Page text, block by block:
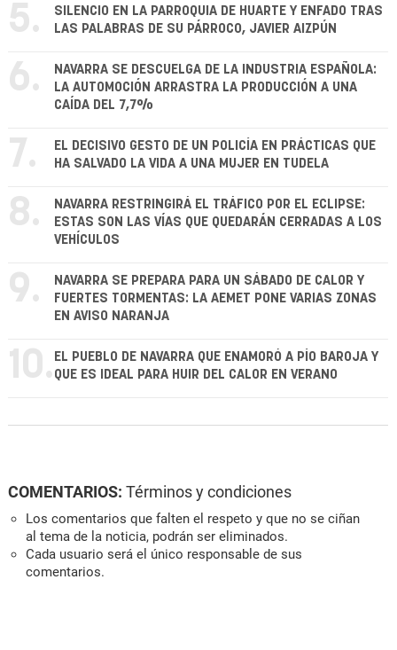
5.
SILENCIO EN LA PARROQUIA DE HUARTE Y ENFADO TRAS
LAS PALABRAS DE SU PÁRROCO, JAVIER AIZPÚN
6.
NAVARRA SE DESCUELGA DE LA INDUSTRIA ESPAÑOLA:
LA AUTOMOCIÓN ARRASTRA LA PRODUCCIÓN A UNA
CAÍDA DEL 7,7%
7.
EL DECISIVO GESTO DE UN POLICÍA EN PRÁCTICAS QUE
HA SALVADO LA VIDA A UNA MUJER EN TUDELA
8.
NAVARRA RESTRINGIRÁ EL TRÁFICO POR EL ECLIPSE:
ESTAS SON LAS VÍAS QUE QUEDARÁN CERRADAS A LOS
VEHÍCULOS
9.
NAVARRA SE PREPARA PARA UN SÁBADO DE CALOR Y
FUERTES TORMENTAS: LA AEMET PONE VARIAS ZONAS
EN AVISO NARANJA
10. EL PUEBLO DE NAVARRA QUE ENAMORÓ A PÍO BAROJA Y
QUE ES IDEAL PARA HUIR DEL CALOR EN VERANO
COMENTARIOS: Términos y condiciones
Los comentarios que falten el respeto y que no se ciñan
al tema de la noticia, podrán ser eliminados.
Cada usuario será el único responsable de sus
comentarios.